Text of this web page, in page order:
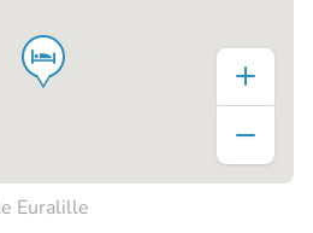
Euralille